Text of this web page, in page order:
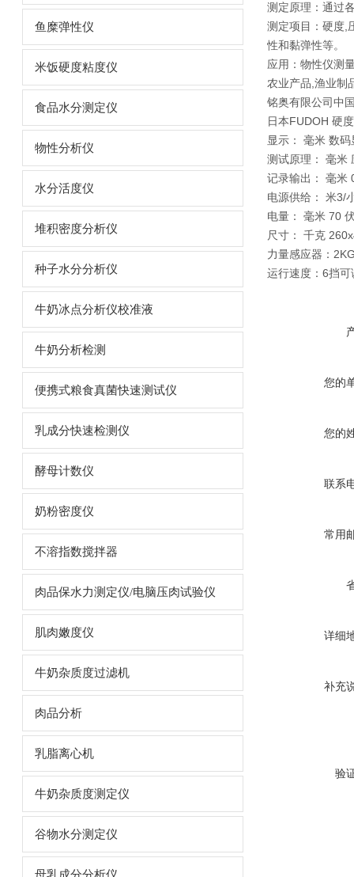
鱼糜弹性仪
米饭硬度粘度仪
食品水分测定仪
物性分析仪
水分活度仪
堆积密度分析仪
种子水分分析仪
牛奶冰点分析仪校准液
牛奶分析检测
便携式粮食真菌快速测试仪
乳成分快速检测仪
酵母计数仪
奶粉密度仪
不溶指数搅拌器
肉品保水力测定仪/电脑压肉试验仪
肌肉嫩度仪
牛奶杂质度过滤机
肉品分析
乳脂离心机
牛奶杂质度测定仪
谷物水分测定仪
测定原理：通过
测定项目：硬度,
性和黏弹性等。
应用：物性仪测
农业产品,渔业制
铭奥有限公司中
日本FUDOH 硬
显示： 毫米 数码
测试原理： 毫米
记录输出： 毫米
电源供给： 米3/
电量： 毫米 70
尺寸： 千克
力量感应器：
运行速度：6挡
您的
您的
联系
常用
详细
补充
验